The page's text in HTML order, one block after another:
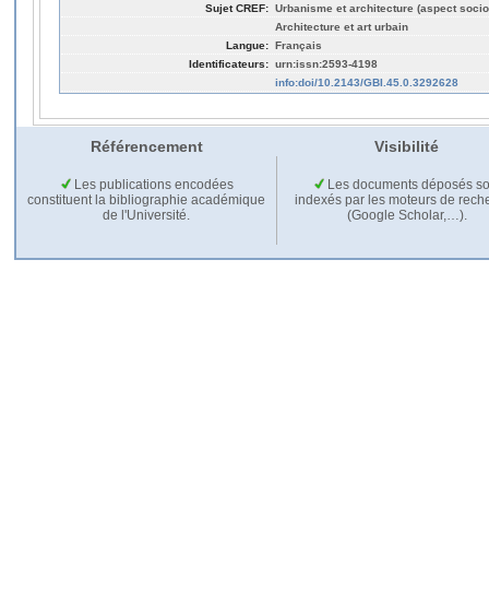
Sujet CREF: Urbanisme et architecture (aspect
Architecture et art urbain
Langue: Français
Identificateurs: urn:issn:2593-4198
info:doi/10.2143/GBI.45.0.3292628
Référencement Visibilité
Les publications encodées
constituent la bibliographie académique
de l'Université.
Les documents déposés
indexés par les moteurs de
(Google Scholar,…).